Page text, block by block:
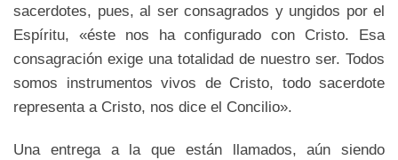
sacerdotes, pues, al ser consagrados y ungidos por el
Espíritu, «éste nos ha configurado con Cristo. Esa
consagración exige una totalidad de nuestro ser. Todos
somos instrumentos vivos de Cristo, todo sacerdote
representa a Cristo, nos dice el Concilio».
Una entrega a la que están llamados, aún siendo